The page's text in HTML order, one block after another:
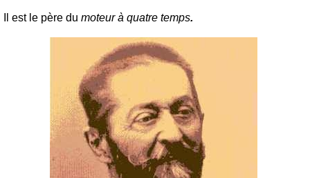
Il est le père du moteur à quatre temps.